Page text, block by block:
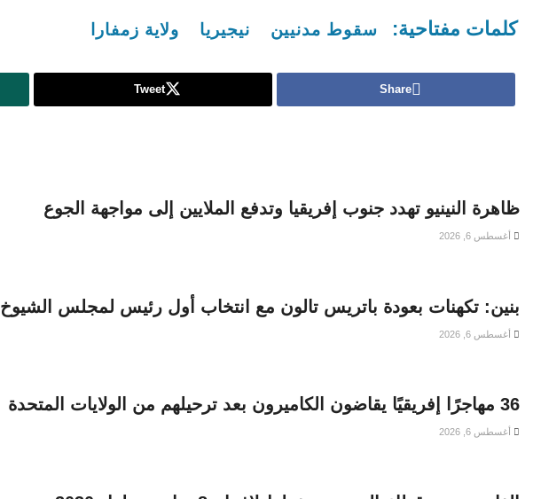
كلمات مفتاحية: سقوط مدنيين نيجيريا ولاية زمفارا
Share
Tweet
ظاهرة النينيو تهدد جنوب إفريقيا وتدفع الملايين إلى مواجهة الجوع
أغسطس 6, 2026
بنين: تكهنات بعودة باتريس تالون مع انتخاب أول رئيس لمجلس الشيوخ
أغسطس 6, 2026
36 مهاجرًا إفريقيًا يقاضون الكاميرون بعد ترحيلهم من الولايات المتحدة
أغسطس 6, 2026